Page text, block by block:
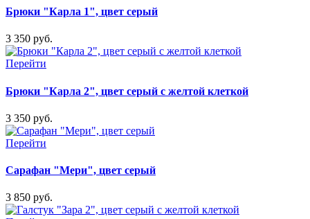
Брюки "Карла 1", цвет серый
3 350 руб.
Перейти
Брюки "Карла 2", цвет серый с желтой клеткой
3 350 руб.
Перейти
Сарафан "Мери", цвет серый
3 850 руб.